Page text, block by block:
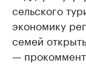
сельского
экономику
семей
—